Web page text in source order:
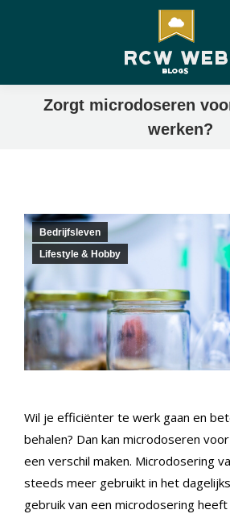
Zorgt microdoseren
werken?
Bedrijfsleven
Lifestyle & Hobby
Wil je efficiënter te werk gaan en
behalen? Dan kan microdoseren
een verschil maken. Microdosering
steeds meer gebruikt in het
gebruik van een microdosering